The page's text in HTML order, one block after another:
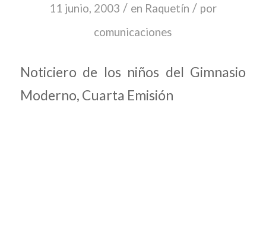
11 junio, 2003 / en Raquetín / por
comunicaciones
Noticiero de los niños del Gimnasio
Moderno, Cuarta Emisión